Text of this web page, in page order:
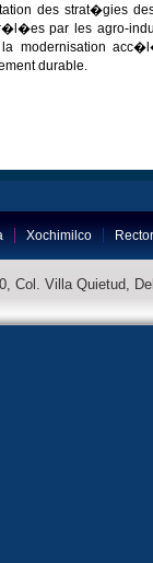
des strat�gies
par les agro-
la modernisation
durable.
Xochimilco
Col. Villa Quietud,